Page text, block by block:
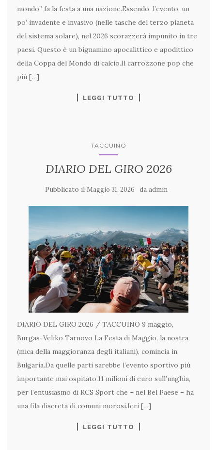
mondo” fa la festa a una nazione.Essendo, l’evento, un
po’ invadente e invasivo (nelle tasche del terzo pianeta
del sistema solare), nel 2026 scorazzerà impunito in tre
paesi. Questo è un bignamino apocalittico e apodittico
della Coppa del Mondo di calcio.Il carrozzone pop che
più […]
LEGGI TUTTO
TACCUINO
DIARIO DEL GIRO 2026
Pubblicato il Maggio 31, 2026 da admin
DIARIO DEL GIRO 2026 / TACCUINO 9 maggio,
Burgas-Veliko Tarnovo La Festa di Maggio, la nostra
(mica della maggioranza degli italiani), comincia in
Bulgaria.Da quelle parti sarebbe l’evento sportivo più
importante mai ospitato.11 milioni di euro sull’unghia,
per l’entusiasmo di RCS Sport che – nel Bel Paese – ha
una fila discreta di comuni morosi.Ieri […]
LEGGI TUTTO